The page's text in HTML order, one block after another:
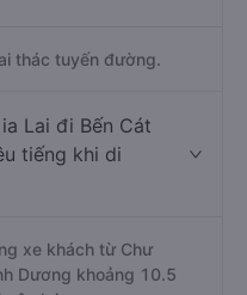
thác tuyến đường.
Lai đi Bến Cát
tiếng khi di
xe khách từ Chư
Dương khoảng 10.5